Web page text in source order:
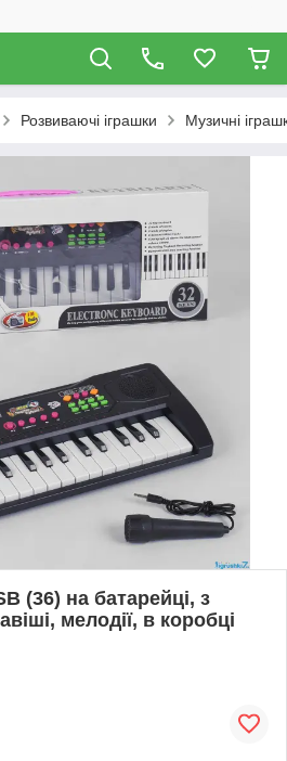
Розвиваючі іграшки Музичні
(36) на батарейці, з
мелодії, в коробці